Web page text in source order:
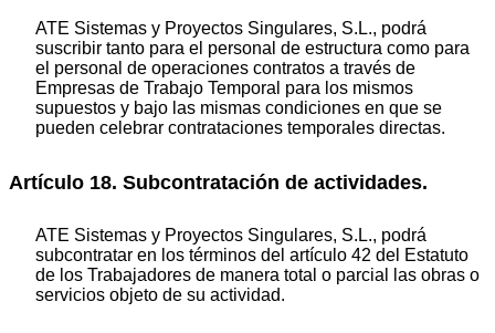
ATE Sistemas y Proyectos Singulares, S.L., podrá
suscribir tanto para el personal de estructura como para
el personal de operaciones contratos a través de
Empresas de Trabajo Temporal para los mismos
supuestos y bajo las mismas condiciones en que se
pueden celebrar contrataciones temporales directas.
Artículo 18. Subcontratación de actividades.
ATE Sistemas y Proyectos Singulares, S.L., podrá
subcontratar en los términos del artículo 42 del Estatuto
de los Trabajadores de manera total o parcial las obras o
servicios objeto de su actividad.